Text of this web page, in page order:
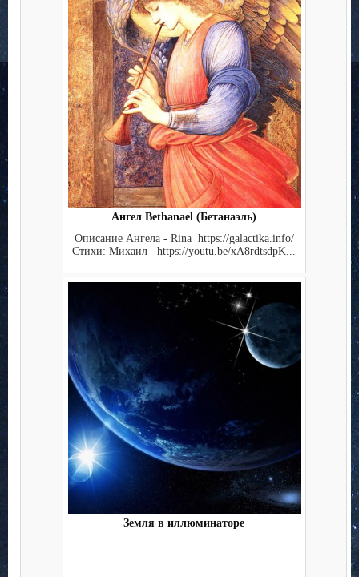
Ангел Bethanael (Бетанаэль)
Описание Ангела - Rina https://galactika.info/
Стихи: Михаил https://youtu.be/xA8rdtsdpK...
Земля в иллюминаторе